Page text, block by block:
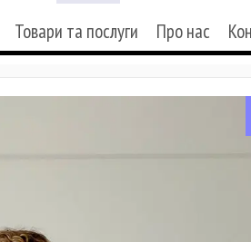
Товари та послуги Про нас